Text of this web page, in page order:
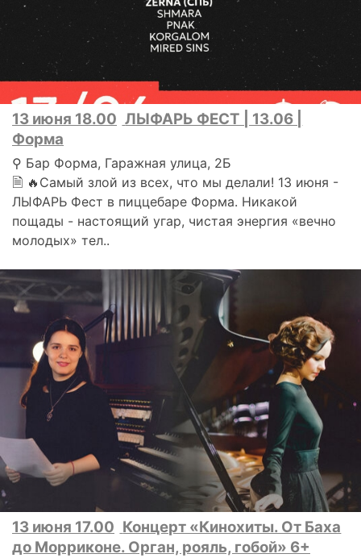
13 июня 18.00 ЛЫФАРЬ ФЕСТ | 13.06 |
Форма
⚲ Бар Форма, Гаражная улица, 2Б
🗎 🔥Самый злой из всех, что мы делали! 13 июня -
ЛЫФАРЬ Фест в пиццебаре Форма. Никакой
пощады - настоящий угар, чистая энергия «вечно
молодых» тел..
13 июня 17.00 Концерт «Кинохиты. От Баха
до Морриконе. Орган, рояль, гобой» 6+